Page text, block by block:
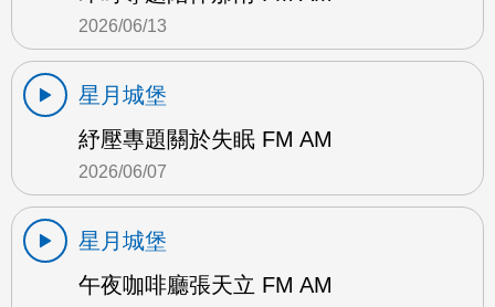
2026/06/13
星月城堡
紓壓專題關於失眠 FM AM
2026/06/07
星月城堡
午夜咖啡廳張天立 FM AM